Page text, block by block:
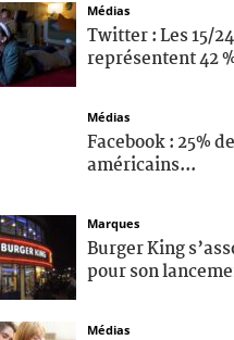
Médias
Twitter : Les 15/
représentent 42
Médias
Facebook : 25%
américains...
Marques
Burger King
pour son
Médias